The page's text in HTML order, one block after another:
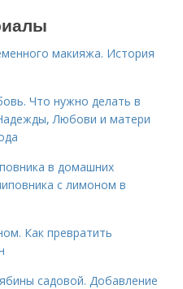
макияжа. История
Что нужно делать в
Любови и матери
в домашних
с лимоном в
Как превратить
садовой. Добавление